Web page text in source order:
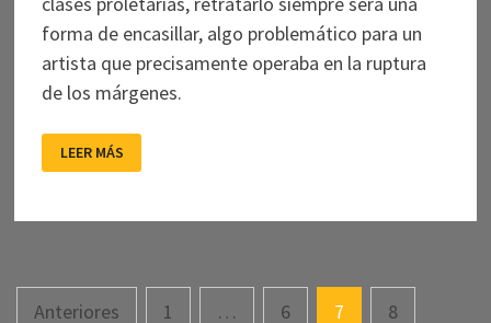
forma de encasillar, algo problemático para un
artista que precisamente operaba en la ruptura
de los márgenes.
LA
POLÍTICA
DE
LEMEBEL
LEER MÁS
Navegación
Anteriores 1 … 6 7 8